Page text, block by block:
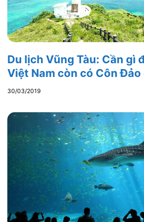
Du lịch Vũng Tàu: Cần gì
Việt Nam còn có Côn Đảo
30/03/2019